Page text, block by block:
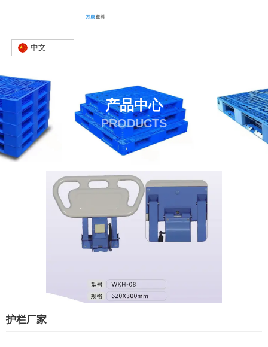
中文
产品中心
PRODUCTS
首页
护栏厂家